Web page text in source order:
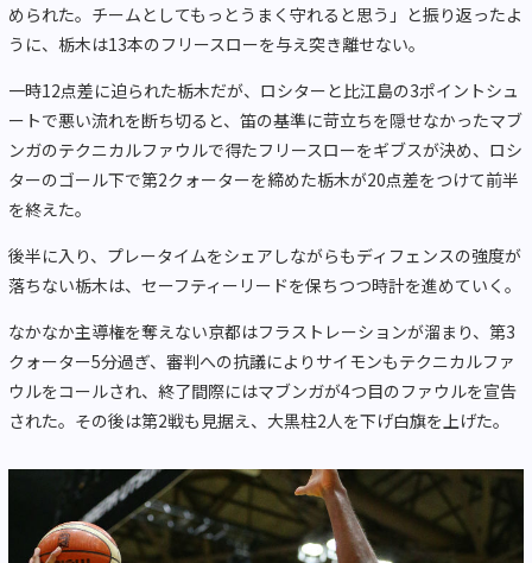
められた。チームとしてもっとうまく守れると思う」と振り返ったよ
うに、栃木は13本のフリースローを与え突き離せない。
一時12点差に迫られた栃木だが、ロシターと比江島の3ポイントシュ
ートで悪い流れを断ち切ると、笛の基準に苛立ちを隠せなかったマブ
ンガのテクニカルファウルで得たフリースローをギブスが決め、ロシ
ターのゴール下で第2クォーターを締めた栃木が20点差をつけて前半
を終えた。
後半に入り、プレータイムをシェアしながらもディフェンスの強度が
落ちない栃木は、セーフティーリードを保ちつつ時計を進めていく。
なかなか主導権を奪えない京都はフラストレーションが溜まり、第3
クォーター5分過ぎ、審判への抗議によりサイモンもテクニカルファ
ウルをコールされ、終了間際にはマブンガが4つ目のファウルを宣告
された。その後は第2戦も見据え、大黒柱2人を下げ白旗を上げた。